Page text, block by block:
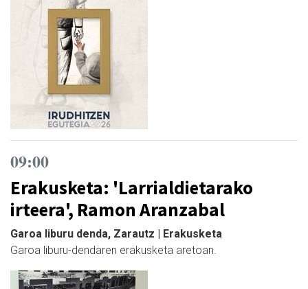
09:00
Erakusketa: 'Larrialdietarako
irteera', Ramon Aranzabal
Garoa liburu denda, Zarautz | Erakusketa
Garoa liburu-dendaren erakusketa aretoan.